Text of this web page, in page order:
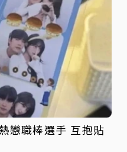
戀職棒選手 互抱貼